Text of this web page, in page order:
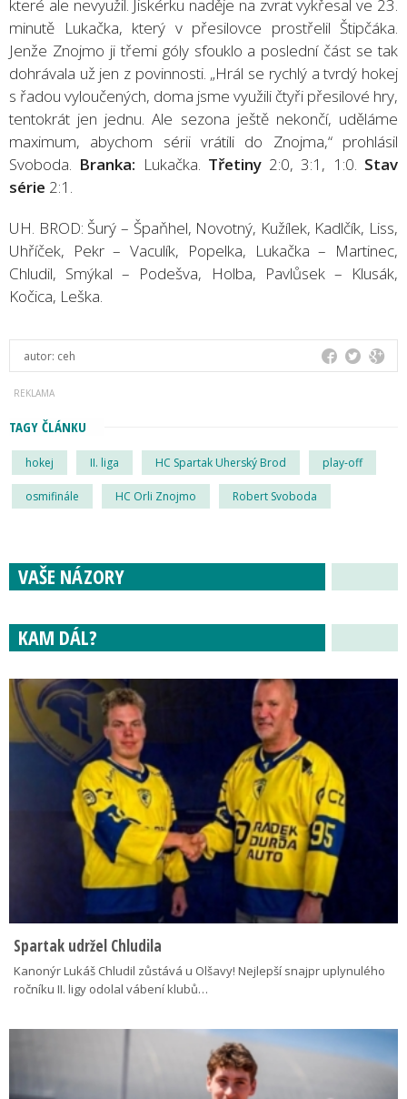
které ale nevyužil. Jiskérku naděje na zvrat vykřesal ve 23.
minutě Lukačka, který v přesilovce prostřelil Štipčáka.
Jenže Znojmo ji třemi góly sfouklo a poslední část se tak
dohrávala už jen z povinnosti. „Hrál se rychlý a tvrdý hokej
s řadou vyloučených, doma jsme využili čtyři přesilové hry,
tentokrát jen jednu. Ale sezona ještě nekončí, uděláme
maximum, abychom sérii vrátili do Znojma,“ prohlásil
Svoboda. Branka: Lukačka. Třetiny2:0, 3:1, 1:0. Stav
série 2:1.
UH. BROD: Šurý – Špaňhel, Novotný, Kužílek, Kadlčík, Liss,
Uhříček, Pekr – Vaculík, Popelka, Lukačka – Martinec,
Chludil, Smýkal – Podešva, Holba, Pavlůsek – Klusák,
Kočica, Leška.
autor: ceh
TAGY ČLÁNKU
hokej II. liga HC Spartak Uherský Brod play-off
osmifinále HC Orli Znojmo Robert Svoboda
VAŠE NÁZORY
KAM DÁL?
Spartak udržel Chludila
Kanonýr Lukáš Chludil zůstává u Olšavy! Nejlepší snajpr uplynulého
ročníku II. ligy odolal vábení klubů…